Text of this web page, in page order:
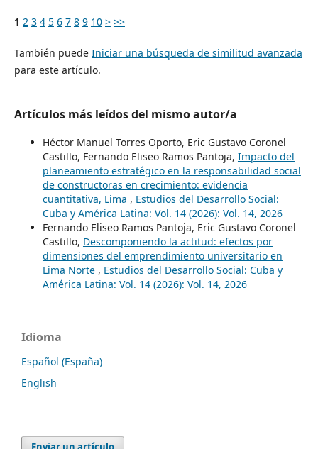
1 2 3 4 5 6 7 8 9 10 > >>
También puede Iniciar una búsqueda de similitud avanzada
para este artículo.
Artículos más leídos del mismo autor/a
Héctor Manuel Torres Oporto, Eric Gustavo Coronel
Castillo, Fernando Eliseo Ramos Pantoja, Impacto del
planeamiento estratégico en la responsabilidad social
de constructoras en crecimiento: evidencia
cuantitativa, Lima , Estudios del Desarrollo Social:
Cuba y América Latina: Vol. 14 (2026): Vol. 14, 2026
Fernando Eliseo Ramos Pantoja, Eric Gustavo Coronel
Castillo, Descomponiendo la actitud: efectos por
dimensiones del emprendimiento universitario en
Lima Norte , Estudios del Desarrollo Social: Cuba y
América Latina: Vol. 14 (2026): Vol. 14, 2026
Idioma
Español (España)
English